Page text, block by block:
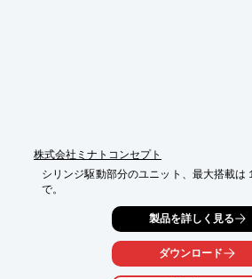
株式会社ミナトコンセプト
シリンジ駆動部分のユニット、最大搭載は
で。
製品を詳しく見る
ダウンロード